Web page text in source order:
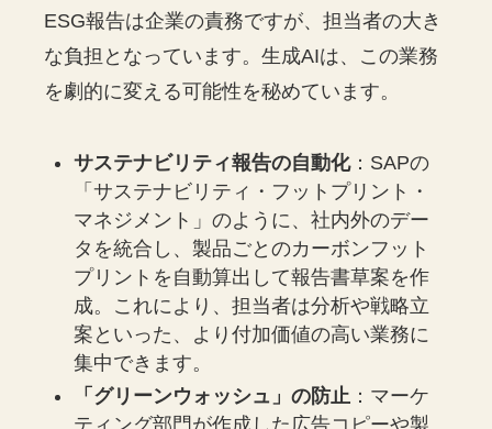
ESG報告は企業の責務ですが、担当者の大き
な負担となっています。生成AIは、この業務
を劇的に変える可能性を秘めています。
サステナビリティ報告の自動化：SAPの
「サステナビリティ・フットプリント・
マネジメント」のように、社内外のデー
タを統合し、製品ごとのカーボンフット
プリントを自動算出して報告書草案を作
成。これにより、担当者は分析や戦略立
案といった、より付加価値の高い業務に
集中できます。
「グリーンウォッシュ」の防止 ：マーケ